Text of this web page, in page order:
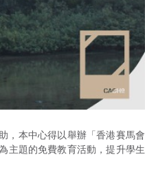
，本中心得以舉辦「香港賽馬會
主題的免費教育活動，提升學生